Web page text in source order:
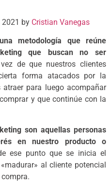
by Cristian Vanegas
metodología que reúne
que buscan no ser
de que nuestros clientes
forma atacados por la
para luego acompañar
y que continúe con la
son aquellas personas
en nuestro producto o
ese punto que se inicia el
al cliente potencial